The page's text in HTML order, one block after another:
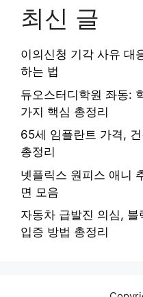
최신 글
이의신청 기각 사유 대
하는 법
듀오스터디학원 좌동:
가지 핵심 총정리
65세 임플란트 가격,
총정리
넷플릭스 원피스 애니
면 모음
자동차 급발진 의심,
입증 방법 총정리